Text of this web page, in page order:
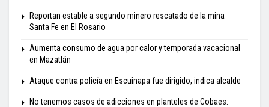
Reportan estable a segundo minero rescatado de la mina
Santa Fe en El Rosario
Aumenta consumo de agua por calor y temporada vacacional
en Mazatlán
Ataque contra policía en Escuinapa fue dirigido, indica alcalde
No tenemos casos de adicciones en planteles de Cobaes: